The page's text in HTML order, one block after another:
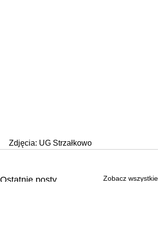
Zdjęcia: UG Strzałkowo
Ostatnie posty Zobacz wszystkie